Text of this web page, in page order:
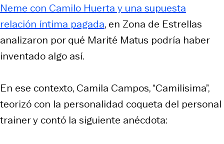
Neme con Camilo Huerta y una supuesta
relación íntima pagada, en Zona de Estrellas
analizaron por qué Marité Matus podría haber
inventado algo así.
En ese contexto, Camila Campos, “Camilisima”,
teorizó con la personalidad coqueta del personal
trainer y contó la siguiente anécdota: